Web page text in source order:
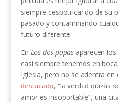
siempre despotricando de su
pasado y contaminando
futuro diferente.
En Los dos papasaparecen los
casi siempre tenemos en
Iglesia, pero no se adentra en
destacado, “la verdad quizás
amor es insoportable”, una